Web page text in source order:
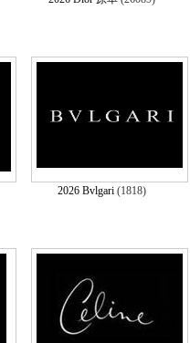
2026 Bvlgari(1818)